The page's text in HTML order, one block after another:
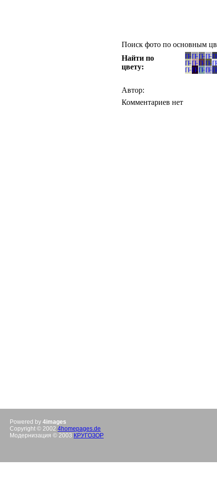
Поиск фото по основным
Найти по
цвету:
Автор:
Комментариев нет
Powered by 4images
Copyright © 2002 4homepages.de
Модернизация © 2003 КРУГОЗОР